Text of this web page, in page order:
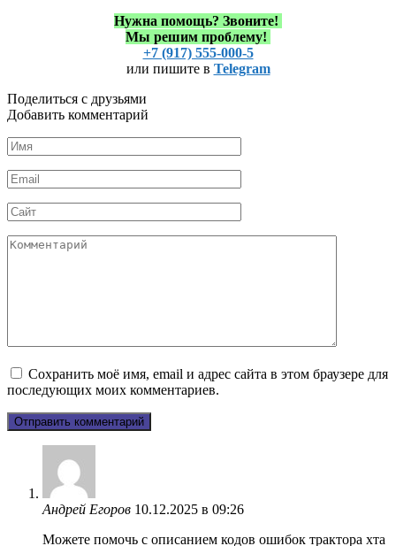
Нужна помощь? Звоните!
Мы решим проблему!
+7 (917) 555-000-5
или пишите в Telegram
Поделиться с друзьями
Добавить комментарий
Имя
*
Email
*
Сайт
Комментарий
Сохранить моё имя, email и адрес сайта в этом браузере для
последующих моих комментариев.
Андрей Егоров 10.12.2025 в 09:26
Можете помочь с описанием кодов ошибок трактора хта